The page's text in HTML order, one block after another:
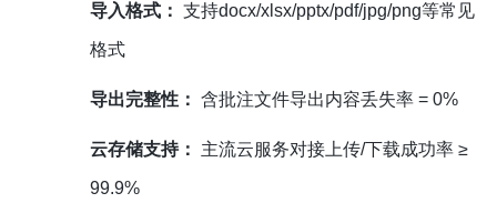
导入格式： 支持docx/xlsx/pptx/pdf/jpg/png等常见
格式
导出完整性： 含批注文件导出内容丢失率 = 0%
云存储支持： 主流云服务对接上传/下载成功率 ≥
99.9%